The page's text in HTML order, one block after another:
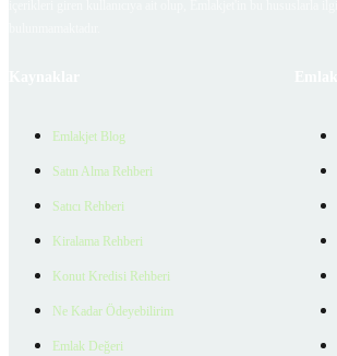
Emlakjet Blog
Satın Alma Rehberi
Satıcı Rehberi
Kiralama Rehberi
Konut Kredisi Rehberi
Ne Kadar Ödeyebilirim
Emlak Değeri